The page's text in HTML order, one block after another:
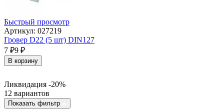
Быстрый просмотр
Артикул: 027219
Гровер D22 (5 шт) DIN127
7 ₽9 ₽
В корзину
Ликвидация -20%
12 вариантов
Показать фильтр